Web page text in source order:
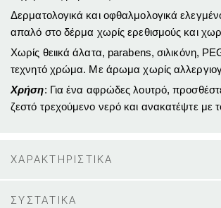
Δερματολογικά και οφθαλμολογικά
απαλό στο δέρμα χωρίς ερεθισμούς και
Χωρίς θειικά άλατα, parabens, σιλικόνη,
τεχνητό χρώμα. Με άρωμα χωρίς
Χρήση: Για ένα αφρώδες λουτρό,
ζεστό τρεχούμενο νερό και ανακατέψτε με
ΧΑΡΑΚΤΗΡΙΣΤΙΚΑ
ΣΥΣΤΑΤΙΚΑ